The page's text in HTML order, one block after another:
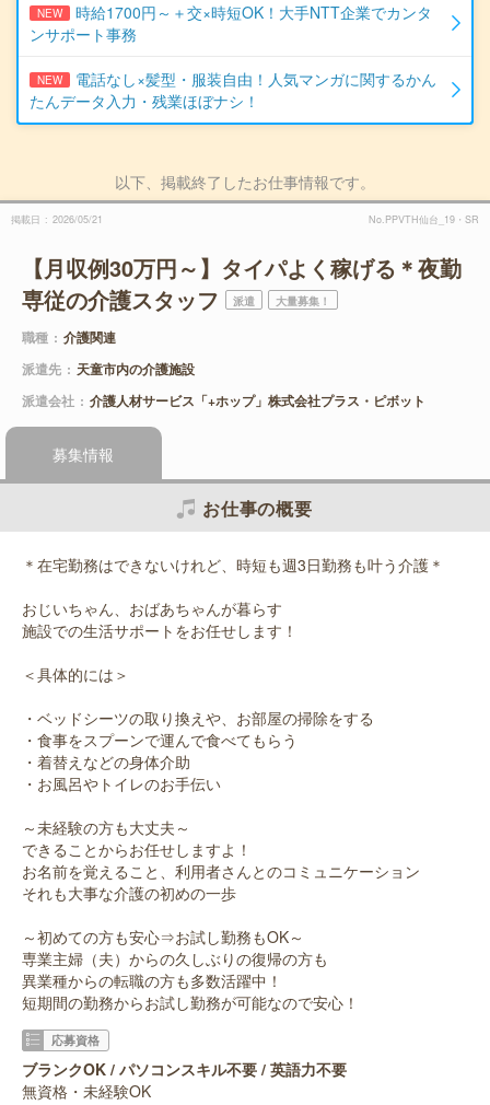
NEW
時給1700円～＋交×時短OK！大手NTT企業でカンタ
ンサポート事務
NEW
電話なし×髪型・服装自由！人気マンガに関するかん
たんデータ入力・残業ほぼナシ！
以下、掲載終了したお仕事情報です。
掲載日 2026/05/21 No.PPVTH仙台_19・SR
【月収例30万円～】タイパよく稼げる＊夜勤
専従の介護スタッフ
派遣 大量募集！
職種
介護関連
派遣先
天童市内の介護施設
派遣会社
介護人材サービス「+ホップ」株式会社プラス・ピボット
募集情報
お仕事の概要
＊在宅勤務はできないけれど、時短も週3日勤務も叶う介護＊
おじいちゃん、おばあちゃんが暮らす
施設での生活サポートをお任せします！
＜具体的には＞
・ベッドシーツの取り換えや、お部屋の掃除をする
・食事をスプーンで運んで食べてもらう
・着替えなどの身体介助
・お風呂やトイレのお手伝い
～未経験の方も大丈夫～
できることからお任せしますよ！
お名前を覚えること、利用者さんとのコミュニケーション
それも大事な介護の初めの一歩
～初めての方も安心⇒お試し勤務もOK～
専業主婦（夫）からの久しぶりの復帰の方も
異業種からの転職の方も多数活躍中！
短期間の勤務からお試し勤務が可能なので安心！
応募資格
ブランクOK / パソコンスキル不要 / 英語力不要
無資格・未経験OK